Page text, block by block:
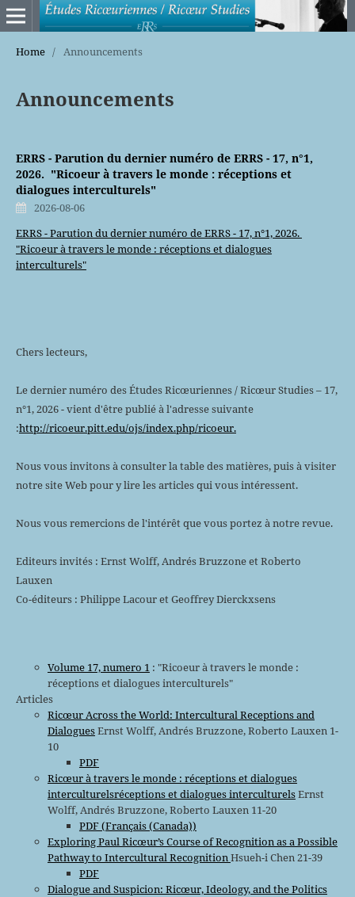
Home / Announcements
Announcements
ERRS - Parution du dernier numéro de ERRS - 17, n°1,
2026. "Ricoeur à travers le monde : réceptions et
dialogues interculturels"
2026-08-06
ERRS - Parution du dernier numéro de ERRS - 17, n°1, 2026.
"Ricoeur à travers le monde : réceptions et dialogues
interculturels"
Chers lecteurs,
Le dernier numéro des Études Ricœuriennes / Ricœur Studies – 17,
n°1, 2026 - vient d'être publié à l'adresse suivante
:http://ricoeur.pitt.edu/ojs/index.php/ricoeur.
Nous vous invitons à consulter la table des matières, puis à visiter
notre site Web pour y lire les articles qui vous intéressent.
Nous vous remercions de l'intérêt que vous portez à notre revue.
Editeurs invités : Ernst Wolff, Andrés Bruzzone et Roberto
Lauxen
Co-éditeurs : Philippe Lacour et Geoffrey Dierckxsens
Volume 17, numero 1: "Ricoeur à travers le monde :
réceptions et dialogues interculturels"
Articles
Ricœur Across the World: Intercultural Receptions and
DialoguesErnst Wolff, Andrés Bruzzone, Roberto Lauxen 1-
10
PDF
Ricœur à travers le monde : réceptions et dialogues
interculturelsréceptions et dialogues interculturelsErnst
Wolff, Andrés Bruzzone, Roberto Lauxen 11-20
PDF (Français (Canada))
Exploring Paul Ricœur’s Course of Recognition as a Possible
Pathway to Intercultural RecognitionHsueh-i Chen 21-39
PDF
Dialogue and Suspicion: Ricœur, Ideology, and the Politics